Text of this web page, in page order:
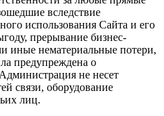
вследствие
использования Сайта и его
прерывание бизнес-
иные нематериальные потери,
предупреждена о
не несет
связи, оборудование
лиц.